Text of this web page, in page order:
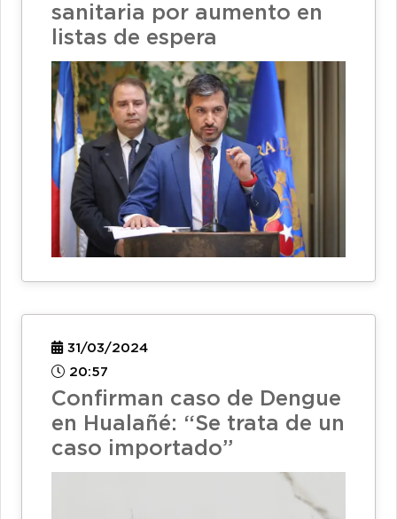
sanitaria por aumento en
listas de espera
31/03/2024
20:57
Confirman caso de Dengue
en Hualañé: “Se trata de un
caso importado”